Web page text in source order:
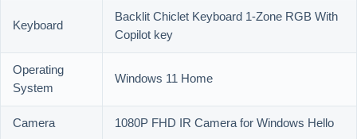
Keyboard
Backlit Chiclet Keyboard 1-Zone RGB With
Copilot key
Operating
System
Windows 11 Home
Camera 1080P FHD IR Camera for Windows Hello